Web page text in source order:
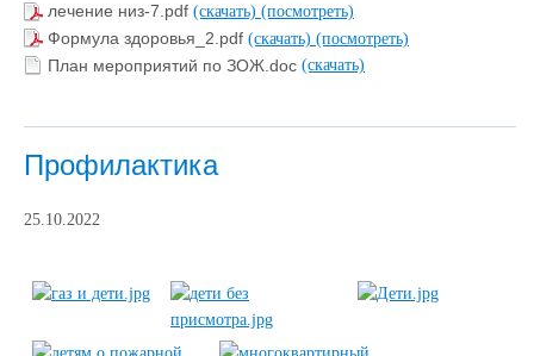
лечение низ-7.pdf (скачать) (посмотреть)
Формула здоровья_2.pdf (скачать) (посмотреть)
План мероприятий по ЗОЖ.doc (скачать)
Профилактика
25.10.2022